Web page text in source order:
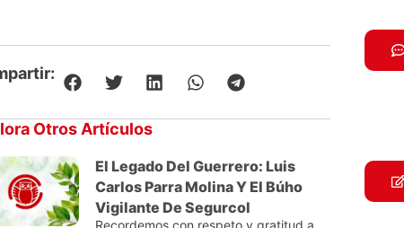
Otros Artículos
El Legado Del Guerrero: Luis
Carlos Parra Molina Y El Búho
Vigilante De Segurcol
Recordemos con respeto y gratitud a